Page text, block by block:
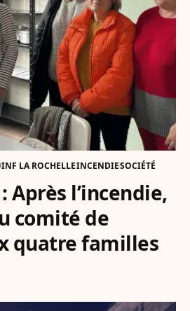
INF LA ROCHELLEINCENDIESOCIÉTÉ
Après l’incendie,
comité de
quatre familles